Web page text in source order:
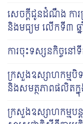
សេចក្តីជូនដំណឹង ការ
និងមធ្យម លើកទី៣
ការចុះទស្សនកិច្ចនៅ
ក្រសួងឧស្សាហកម្មបិ
និងសមត្ថភាពផលិតក្នុ
ក្រសួង​ឧស្សាហកម្មប